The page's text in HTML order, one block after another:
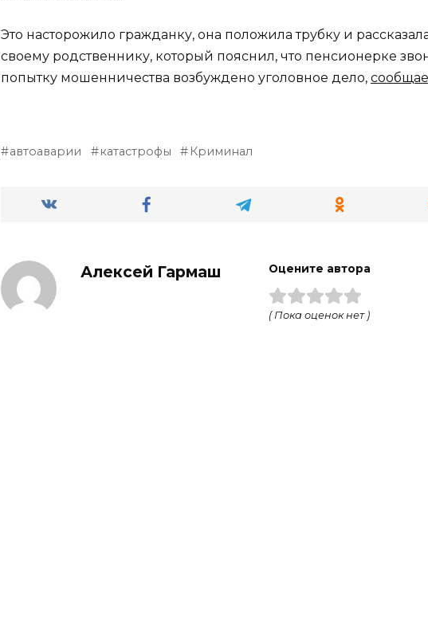
Это насторожило гражданку, она положила трубку и
своему родственнику, который пояснил, что пенсионерке
попытку мошенничества возбуждено уголовное дело,
автоаварии катастрофы Криминал
Алексей Гармаш Оцените автора
( Пока оценок нет )